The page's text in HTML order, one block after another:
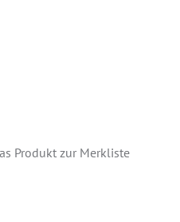
Produkt zur Merkliste